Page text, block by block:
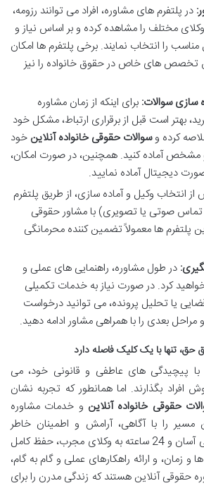
در پلتفرم های مشاوره، افراد می توانند رزومه،
مختلف را مشاهده کرده و بر اساس نیاز و
را انتخاب نمایند. برخی پلتفرم ها امکان
تخصص های خاص در حقوق خانواده را نیز
سوالات: برای اینکه از زمان مشاوره
بهتر است قبل از برقراری ارتباط، مشکل خود
کرده وسوالات حقوقی خانواده آنلاین خود
مشخص آماده کنید. همچنین، در صورت امکان،
دیجیتال آماده نمایید.
انتخاب وکیل و آماده سازی، از طریق پلتفرم
صوتی یا تصویری) با مشاور حقوقی
این پلتفرم ها معمولاً تضمین کننده محرمانگی
در طول مشاوره، راهنمایی های عملی و
کرد. در صورت نیاز به خدمات تکمیلی
یا تحلیل پرونده، می توانید درخواست
بعدی را با همراهی مشاور ادامه دهید.
تنها با یک کلیک فاصله دارد
با پیچیدگی های عاطفی و قانونی خود، می
افراد بگذارند. اما همانطور که تجربه نشان
حقوقی خانواده آنلاین و خدمات مشاوره
را با آگاهی، آرامش و اطمینان خاطر
بیشتری طی کرد. دسترسی آسان و 24 ساعته به وکلای مجرب، حفظ کامل
زمان، و ارائه راهکارهای عملی و گام به گام،
حقوقی آنلاین هستند که زندگی مدرن را برای